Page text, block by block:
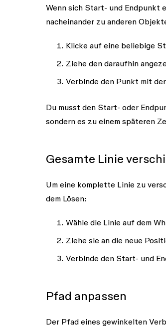
Wenn sich Start- und Endpunkt
nacheinander zu anderen
Klicke auf eine beliebige
Ziehe den daraufhin
Verbinde den Punkt mit
Du musst den Start- oder
sondern es zu einem späteren
Gesamte Linie
Um eine komplette Linie zu
dem Lösen:
Wähle die Linie auf dem
Ziehe sie an die neue
Verbinde den Start- und
Pfad anpassen
Der Pfad eines gewinkelten